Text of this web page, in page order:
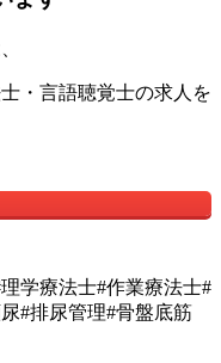
・言語聴覚士の求人を
学療法士#作業療法士#
#排尿管理#骨盤底筋